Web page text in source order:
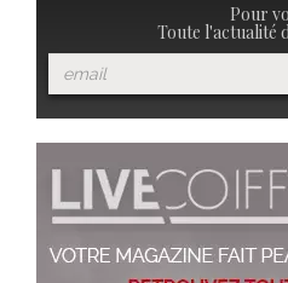
Pour
Toute l'actualité